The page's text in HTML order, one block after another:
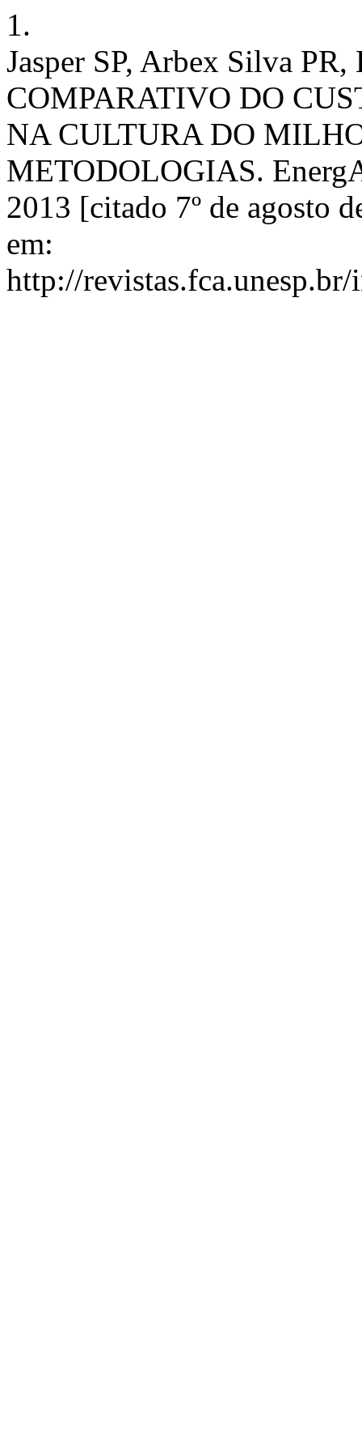
1.
Jasper SP, Arbex Silva
COMPARATIVO DO
NA CULTURA DO
METODOLOGIAS.
2013 [citado 7º de agosto
em:
http://